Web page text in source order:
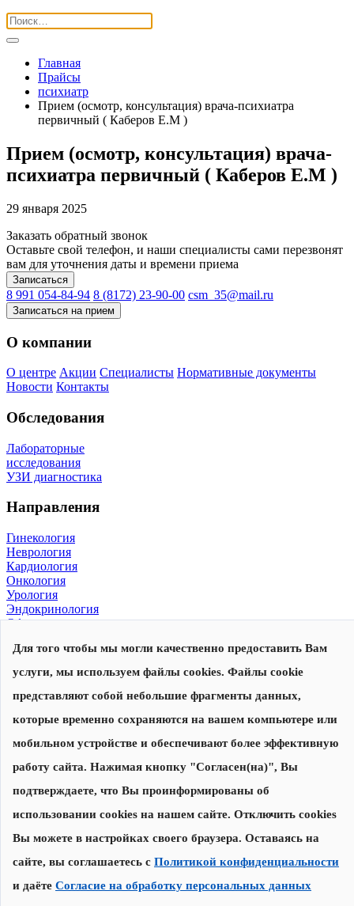
Главная
Прайсы
психиатр
Прием (осмотр, консультация) врача-психиатра
первичный ( Каберов Е.М )
Прием (осмотр, консультация) врача-
психиатра первичный ( Каберов Е.М )
29 января 2025
Заказать обратный звонок
Оставьте свой телефон, и наши специалисты сами перезвонят
вам для уточнения даты и времени приема
Записаться
8 991 054-84-94 8 (8172) 23-90-00 csm_35@mail.ru
Записаться на прием
О компании
О центре Акции Специалисты Нормативные документы
Новости Контакты
Обследования
Лабораторные
исследования
УЗИ диагностика
Направления
Гинекология
Неврология
Кардиология
Онкология
Урология
Эндокринология
Офтальмология
© 2026, Центр современной медицины
согласие на обработку
персональных данных
Сделано в
Запишитесь на прием
времени приема
Записаться на прием
Политикой конфиденциальностиидаю согласие на обработку
персональных данных
Для того чтобы мы могли качественно предоставить Вам
услуги, мы используем файлы cookies. Файлы cookie
представляют собой небольшие фрагменты данных,
которые временно сохраняются на вашем компьютере или
мобильном устройстве и обеспечивают более эффективную
работу сайта. Нажимая кнопку "Согласен(на)", Вы
подтверждаете, что Вы проинформированы об
использовании cookies на нашем сайте. Отключить cookies
Вы можете в настройках своего браузера. Оставаясь на
сайте, вы соглашаетесь с Политикой конфиденциальности
и даёте Согласие на обработку персональных данных